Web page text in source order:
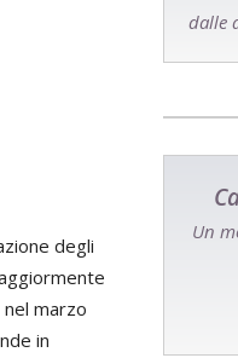
degli
marzo
in
dalle
Un